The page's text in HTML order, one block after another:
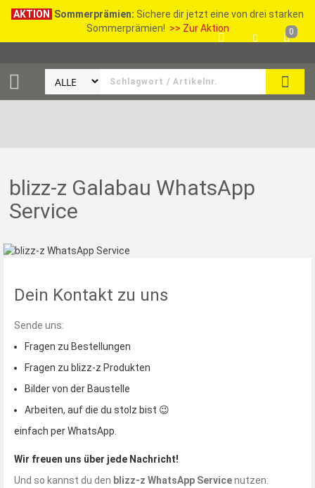
AKTION Sommerprämien: Sichere dir jetzt eine von drei starken
Sommerprämien! >> Zur Aktion 0
blizz-z Galabau WhatsApp
Service
Dein Kontakt zu uns
Sende uns:
Fragen zu Bestellungen
Fragen zu blizz-z Produkten
Bilder von der Baustelle
Arbeiten, auf die du stolz bist 😉
einfach per WhatsApp.
Wir freuen uns über jede Nachricht!
Und so kannst du den blizz-z WhatsApp Servicenutzen: